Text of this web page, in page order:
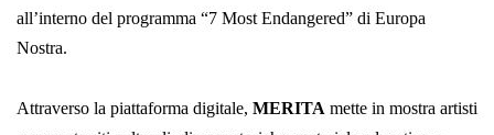
all’interno del programma “7 Most Endangered” di Europa
Nostra.
Attraverso la piattaforma digitale, MERITA mette in mostra artisti